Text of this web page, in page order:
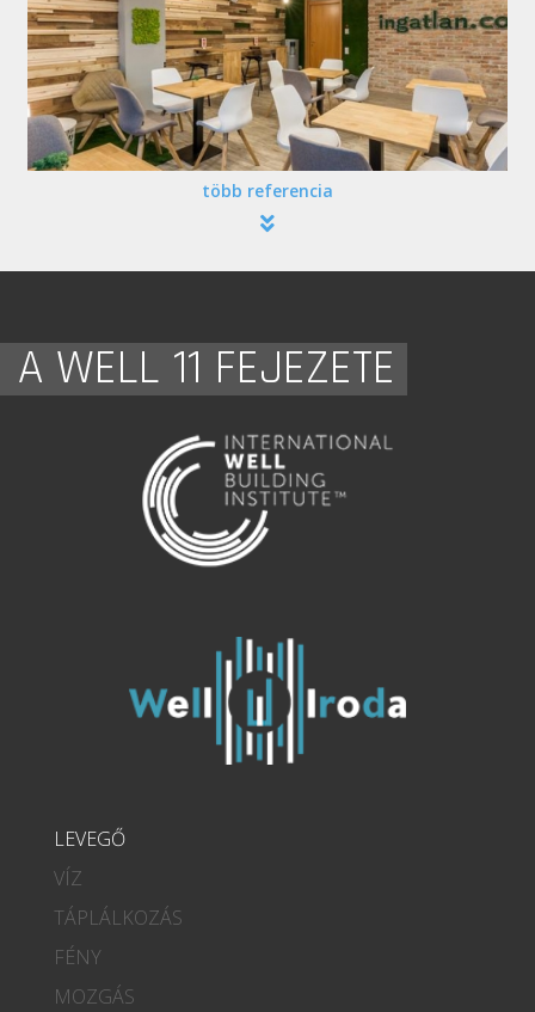
több referencia
A WELL 11 FEJEZETE
LEVEGŐ
VÍZ
TÁPLÁLKOZÁS
FÉNY
MOZGÁS